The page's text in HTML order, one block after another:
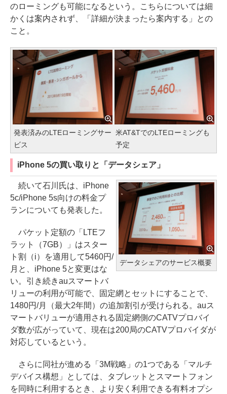
のローミングも可能になるという。こちらについては細
かくは案内されず、「詳細が決まったら案内する」との
こと。
発表済みのLTEローミングサー
ビス
米AT&TでのLTEローミングも
予定
iPhone 5の買い取りと「データシェア」
データシェアのサービス概要
続いて石川氏は、iPhone
5c/iPhone 5s向けの料金プ
ランについても発表した。
パケット定額の「LTEフ
ラット（7GB）」はスター
ト割（i）を適用して5460円/
月と、iPhone 5と変更はな
い。引き続きauスマートバ
リューの利用が可能で、固定網とセットにすることで、
1480円/月（最大2年間）の追加割引が受けられる。auス
マートバリューが適用される固定網側のCATVプロバイ
ダ数が広がっていて、現在は200局のCATVプロバイダが
対応しているという。
さらに同社が進める「3M戦略」の1つである「マルチ
デバイス構想」としては、タブレットとスマートフォン
を同時に利用するとき、より安く利用できる有料オプシ